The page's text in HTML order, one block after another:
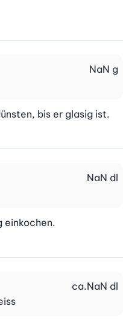
NaN g
bis er glasig ist.
NaN dl
einkochen.
ca.NaN dl